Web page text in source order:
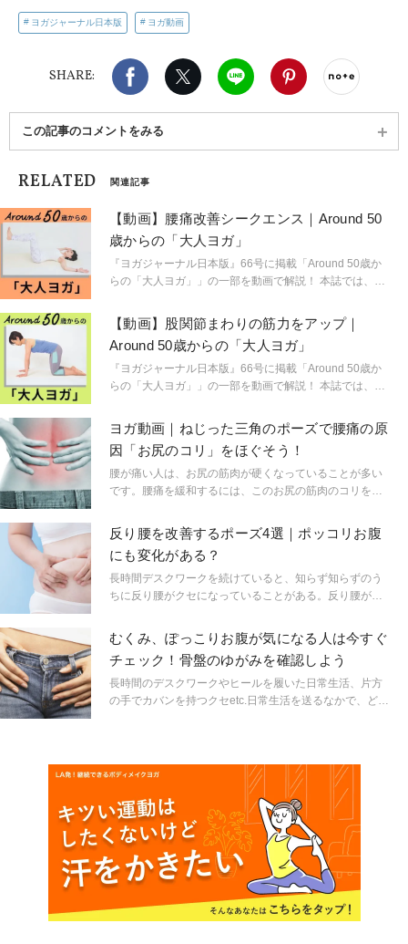
ヨガジャーナル日本版 ヨガ動画
SHARE:
Facebook X（旧twitter）
LINE Pinterest
この記事のコメントをみる
RELATED 関連記事
【動画】腰痛改善シークエンス｜Around 50
歳からの「大人ヨガ」
『ヨガジャーナル日本版』66号に掲載「Around 50歳か
らの「大人ヨガ」」の一部を動画で解説！ 本誌では、そ
ます。あわせてチェックすると理解もより深まるので、
ぜひ手に取って読んでみてくださいね。
【動画】股関節まわりの筋力をアップ｜
Around 50歳からの「大人ヨガ」
『ヨガジャーナル日本版』66号に掲載「Around 50歳か
らの「大人ヨガ」」の一部を動画で解説！ 本誌では、そ
ます。あわせてチェックすると理解もより深まるので、
ぜひ手に取って読んでみてくださいね。
ヨガ動画｜ねじった三角のポーズで腰痛の原
因「お尻のコリ」をほぐそう！
腰が痛い人は、お尻の筋肉が硬くなっていることが多い
です。腰痛を緩和するには、このお尻の筋肉のコリをほ
す「ねじった三角のポーズ」で、お尻の筋肉をゆるめま
しょう。ヨガジャーナル日本版本誌でも連載を担当する
佐藤ゴウ先生ポーズ動画をチェック！
反り腰を改善するポーズ4選｜ポッコリお腹
にも変化がある？
長時間デスクワークを続けていると、知らず知らずのう
ちに反り腰がクセになっていることがある。反り腰がク
心のバランスをとるために首や顔を前につきだすように
なり、結果、猫背になってしまうことも。また、腰痛の
原因にもなる。反り腰が気になる人のために、反り腰改
善におすすめのポーズを紹介する。
むくみ、ぽっこりお腹が気になる人は今すぐ
チェック！骨盤のゆがみを確認しよう
長時間のデスクワークやヒールを履いた日常生活、片方
の手でカバンを持つクセetc.日常生活を送るなかで、どう